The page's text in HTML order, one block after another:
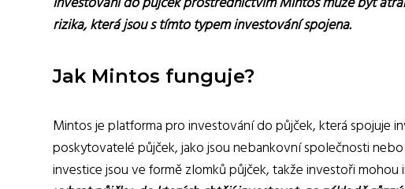
rizika, která jsou s tímto typem investování spojena.
Jak Mintos funguje?
Mintos je platforma pro investování do půjček, která spojuje
poskytovatelé půjček, jako jsou nebankovní společnosti
investice jsou ve formě zlomků půjček, takže investoři mohou